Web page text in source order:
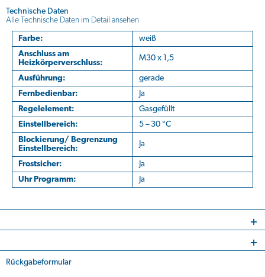
Technische Daten
Alle Technische Daten im Detail ansehen
Farbe:
weiß
Anschluss am
Heizkörperverschluss:
M30 x 1,5
Ausführung:
gerade
Fernbedienbar:
Ja
Regelelement:
Gasgefüllt
Einstellbereich:
5 – 30 °C
Blockierung/ Begrenzung
Einstellbereich:
Ja
Frostsicher:
Ja
Uhr Programm:
Ja
Rückgabeformular